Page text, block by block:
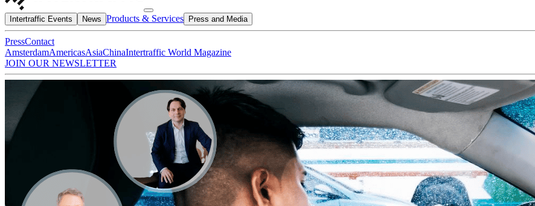
Intertraffic Events News Products & Services Press and Media
PressContact
AmsterdamAmericasAsiaChinaIntertraffic World Magazine
JOIN OUR NEWSLETTER